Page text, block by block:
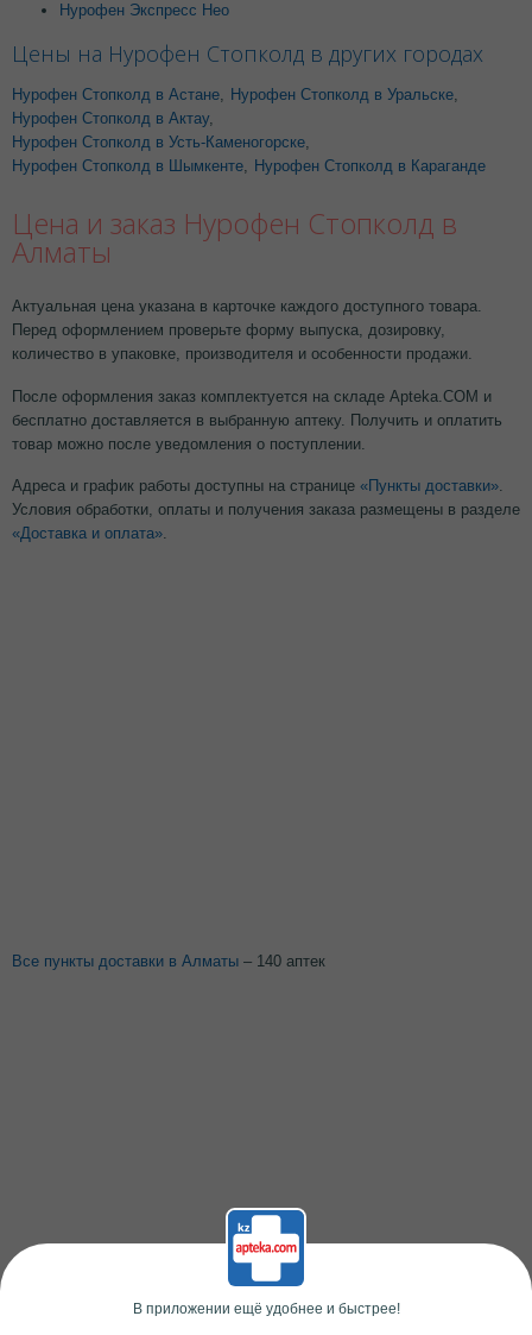
Нурофен Экспресс Нео
Цены на Нурофен Стопколд в других городах
Нурофен Стопколд в Астане, Нурофен Стопколд в Уральске,
Нурофен Стопколд в Актау,
Нурофен Стопколд в Усть-Каменогорске,
Нурофен Стопколд в Шымкенте, Нурофен Стопколд в Караганде
Цена и заказ Нурофен Стопколд в
Алматы
Актуальная цена указана в карточке каждого доступного товара.
Перед оформлением проверьте форму выпуска, дозировку,
количество в упаковке, производителя и особенности продажи.
После оформления заказ комплектуется на складе Apteka.COM и
бесплатно доставляется в выбранную аптеку. Получить и оплатить
товар можно после уведомления о поступлении.
Адреса и график работы доступны на странице «Пункты доставки».
Условия обработки, оплаты и получения заказа размещены в разделе
«Доставка и оплата».
Все пункты доставки в Алматы – 140 аптек
В приложении ещё удобнее и быстрее!